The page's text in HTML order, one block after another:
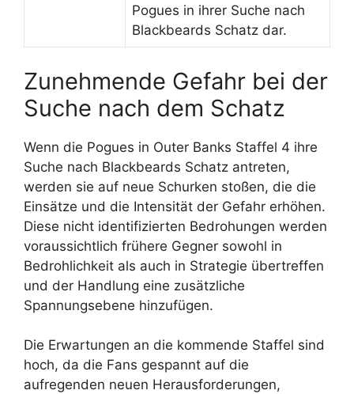
Pogues in ihrer Suche nach
Blackbeards Schatz dar.
Zunehmende Gefahr bei der
Suche nach dem Schatz
Wenn die Pogues in Outer Banks Staffel 4 ihre
Suche nach Blackbeards Schatz antreten,
werden sie auf neue Schurken stoßen, die die
Einsätze und die Intensität der Gefahr erhöhen.
Diese nicht identifizierten Bedrohungen werden
voraussichtlich frühere Gegner sowohl in
Bedrohlichkeit als auch in Strategie übertreffen
und der Handlung eine zusätzliche
Spannungsebene hinzufügen.
Die Erwartungen an die kommende Staffel sind
hoch, da die Fans gespannt auf die
aufregenden neuen Herausforderungen,